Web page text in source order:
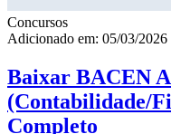
Concursos
Adicionado em: 05/03/2026
Baixar BACEN
(Contabilidade/
Completo